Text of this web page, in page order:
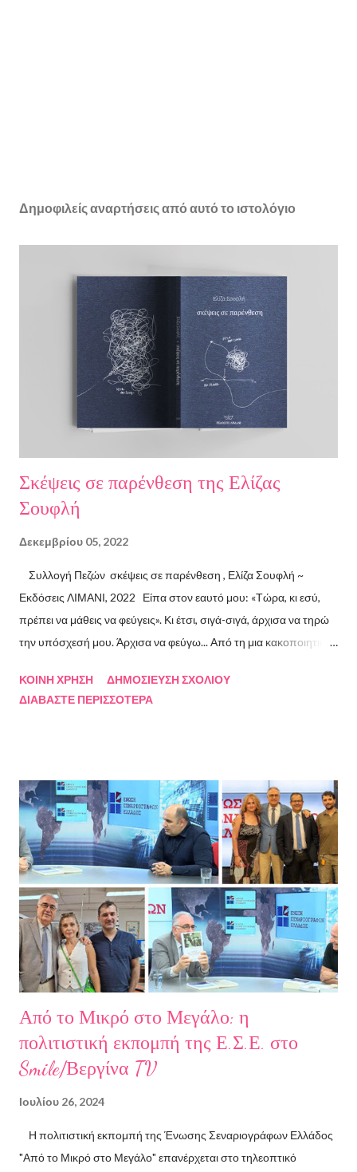
Δημοφιλείς αναρτήσεις από αυτό το ιστολόγιο
Σκέψεις σε παρένθεση της Ελίζας
Σουφλή
Δεκεμβρίου 05, 2022
Συλλογή Πεζών σκέψεις σε παρένθεση , Ελίζα Σουφλή ~
Εκδόσεις ΛΙΜΑΝΙ, 2022 Είπα στον εαυτό μου: «Τώρα, κι εσύ,
πρέπει να μάθεις να φεύγεις». Κι έτσι, σιγά-σιγά, άρχισα να τηρώ
την υπόσχεσή μου. Άρχισα να φεύγω... Από τη μια κακοποιητική
συμβάσεις ασύμβατες με το εγώ μου, από ταμπέλες που
Σχετικά με την συγγραφέα Η Ελίζα Σουφλή γεννήθηκε το 1989 και
μεγάλωσε στον Πειραιά. Αποφοίτησε από το Τμήμα Νομικής του
Αριστοτελείου Πανεπιστημίου Θεσσαλονίκης. Έχει κάνει επίσης
σπουδές στη μουσική, την ιστορία της τέχνης και τη φιλολογία
στην Ελλάδα και το εξωτερικό. Από το 2008 ασχολείται με την
πολιτιστική δημοσιογραφία και διατηρεί τον πολιτιστικό ιστότοπο
ART.harbour. Έζησε κα...
ΚΟΙΝΉ ΧΡΉΣΗ
ΔΗΜΟΣΊΕΥΣΗ ΣΧΟΛΊΟΥ
ΔΙΑΒΆΣΤΕ ΠΕΡΙΣΣΌΤΕΡΑ
Από το Μικρό στο Μεγάλο: η
πολιτιστική εκπομπή της Ε.Σ.Ε. στο
Smile/Βεργίνα TV
Ιουλίου 26, 2024
Η πολιτιστική εκπομπή της Ένωσης Σεναριογράφων Ελλάδος
"Από το Μικρό στο Μεγάλο" επανέρχεται στο τηλεοπτικό